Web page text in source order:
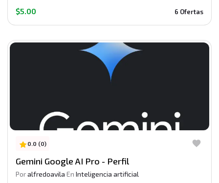
$5.00 6 Ofertas
0.0 (0)
Gemini Google AI Pro - Perfil
Poralfredoavila En Inteligencia artificial